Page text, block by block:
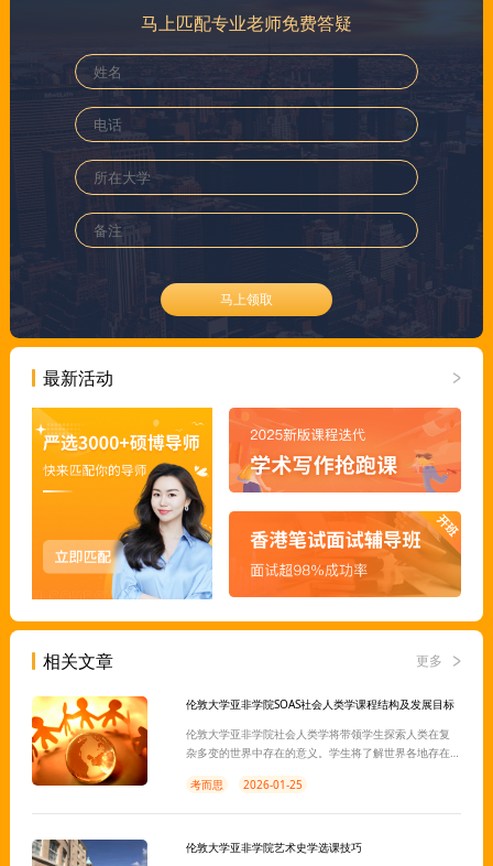
马上匹配专业老师免费答疑
马上领取
最新活动
相关文章 更多
伦敦大学亚非学院SOAS社会人类学课程结构及发展目标
伦敦大学亚非学院社会人类学将带领学生探索人类在复
杂多变的世界中存在的意义。学生将了解世界各地存在
市。学生将学习理论框架并对自己的假设提出质疑。课
考而思 2026-01-25
伦敦大学亚非学院艺术史学选课技巧